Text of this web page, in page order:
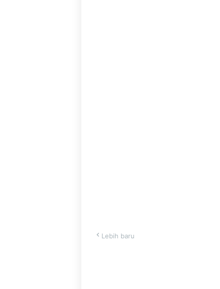
Lebih baru